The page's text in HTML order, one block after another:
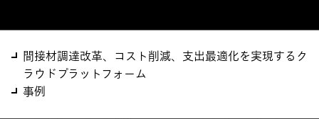
間接材調達改革、コスト削減、支出最適化を実現するク
ラウドプラットフォーム
事例